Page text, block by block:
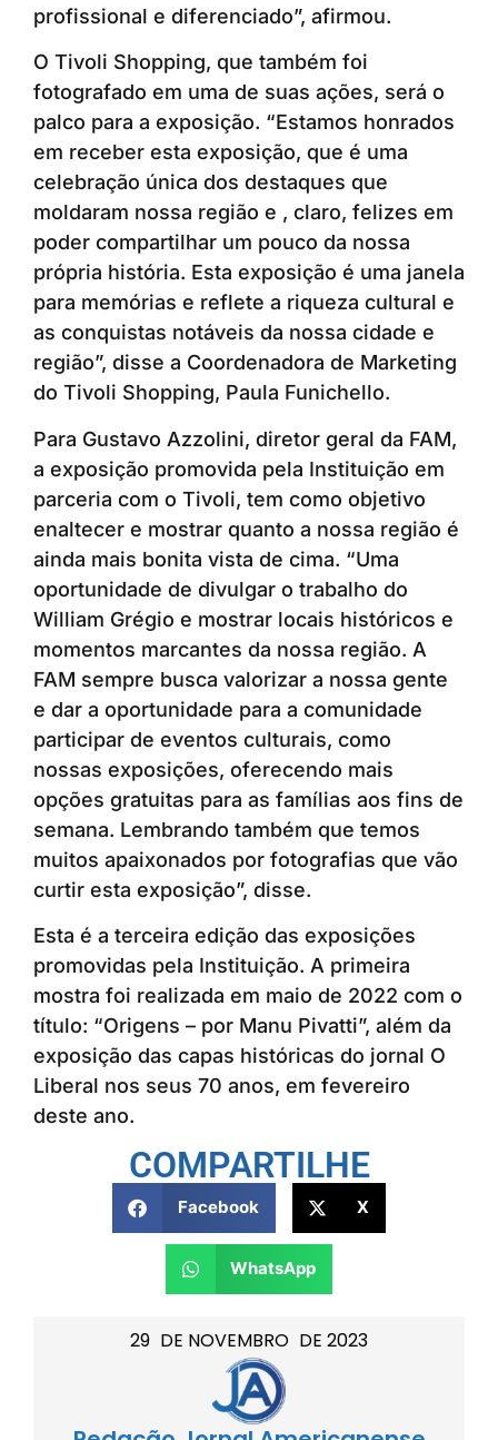
29 DE NOVEMBRO DE 2023
profissional e diferenciado”, afirmou.
O Tivoli Shopping, que também foi
fotografado em uma de suas ações, será o
palco para a exposição. “Estamos honrados
em receber esta exposição, que é uma
celebração única dos destaques que
moldaram nossa região e , claro, felizes em
poder compartilhar um pouco da nossa
própria história. Esta exposição é uma janela
para memórias e reflete a riqueza cultural e
as conquistas notáveis da nossa cidade e
região”, disse a Coordenadora de Marketing
do Tivoli Shopping, Paula Funichello.
Para Gustavo Azzolini, diretor geral da FAM,
a exposição promovida pela Instituição em
parceria com o Tivoli, tem como objetivo
enaltecer e mostrar quanto a nossa região é
ainda mais bonita vista de cima. “Uma
oportunidade de divulgar o trabalho do
William Grégio e mostrar locais históricos e
momentos marcantes da nossa região. A
FAM sempre busca valorizar a nossa gente
e dar a oportunidade para a comunidade
participar de eventos culturais, como
nossas exposições, oferecendo mais
opções gratuitas para as famílias aos fins de
semana. Lembrando também que temos
muitos apaixonados por fotografias que vão
curtir esta exposição”, disse.
Esta é a terceira edição das exposições
promovidas pela Instituição. A primeira
mostra foi realizada em maio de 2022 com o
título: “Origens – por Manu Pivatti”, além da
exposição das capas históricas do jornal O
Liberal nos seus 70 anos, em fevereiro
deste ano.
COMPARTILHE
Facebook X
WhatsApp